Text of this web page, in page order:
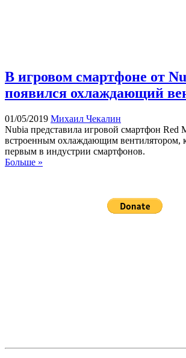
В игровом смартфоне от
появился охлаждающий
01/05/2019 Михаил Чекалин
Nubia представила игровой смартфон Red
встроенным охлаждающим вентилятором,
первым в индустрии смартфонов.
Больше »